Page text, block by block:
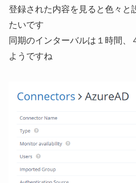
登録された内容を見ると色々と
たいです
同期のインターバルは１時間、
ようですね